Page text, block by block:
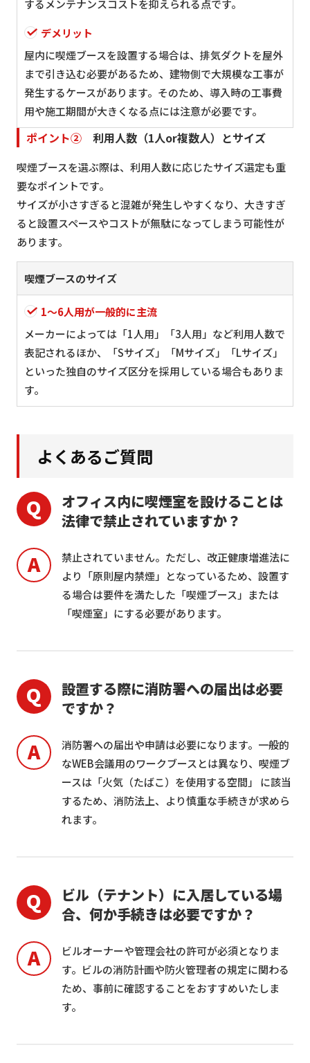
するメンテナンスコストを抑えられる点です。
デメリット
屋内に喫煙ブースを設置する場合は、排気ダクトを屋外
まで引き込む必要があるため、建物側で大規模な工事が
発生するケースがあります。そのため、導入時の工事費
用や施工期間が大きくなる点には注意が必要です。
ポイント②利用人数（1人or複数人）とサイズ
喫煙ブースを選ぶ際は、利用人数に応じたサイズ選定も重
要なポイントです。
サイズが小さすぎると混雑が発生しやすくなり、大きすぎ
ると設置スペースやコストが無駄になってしまう可能性が
あります。
喫煙ブースのサイズ
1〜6人用が一般的に主流
メーカーによっては「1人用」「3人用」など利用人数で
表記されるほか、「Sサイズ」「Mサイズ」「Lサイズ」
といった独自のサイズ区分を採用している場合もありま
す。
よくあるご質問
オフィス内に喫煙室を設けることは
法律で禁止されていますか？
禁止されていません。ただし、改正健康増進法に
より「原則屋内禁煙」となっているため、設置す
る場合は要件を満たした「喫煙ブース」または
「喫煙室」にする必要があります。
設置する際に消防署への届出は必要
ですか？
消防署への届出や申請は必要になります。一般的
なWEB会議用のワークブースとは異なり、喫煙ブ
ースは「火気（たばこ）を使用する空間」 に該当
するため、消防法上、より慎重な手続きが求めら
れます。
ビル（テナント）に入居している場
合、何か手続きは必要ですか？
ビルオーナーや管理会社の許可が必須となりま
す。ビルの消防計画や防火管理者の規定に関わる
ため、事前に確認することをおすすめいたしま
す。